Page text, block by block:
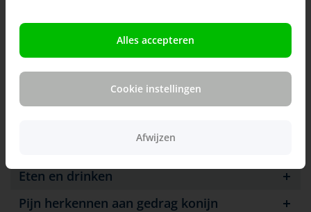
Als een konijn veel pijn heeft en minder gaat eten, dan
kan het snel mis gaan. Wacht dan niet met naar een
dierenarts gaan, ook al is het avond of weekend.
Hartslag en ademhaling
Eten en drinken
Pijn herkennen aan gedrag konijn
Alles accepteren
Cookie instellingen
Afwijzen